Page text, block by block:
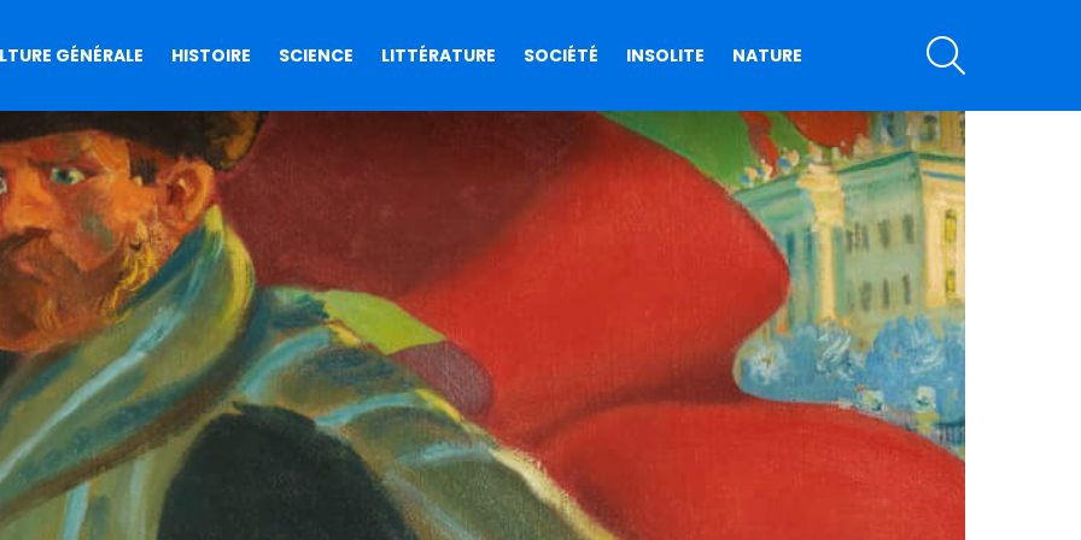
GÉNÉRALE HISTOIRE SCIENCE LITTÉRATURE SOCIÉTÉ INSOLITE NATURE